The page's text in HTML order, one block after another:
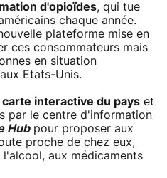
d'opioïdes, qui tue
chaque année.
plateforme mise en
ces consommateurs mais
en situation
Etats-Unis.
carte interactive du pays et
par le centre d'information
Hubpour proposer aux
proche de chez eux,
aux médicaments